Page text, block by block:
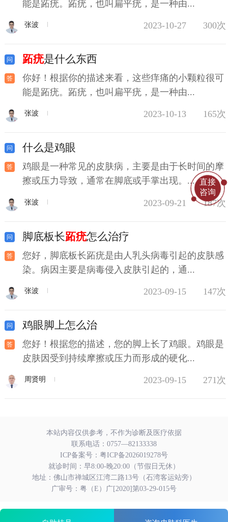
能是跖疣。跖疣，也叫扁平疣，是一种由...
张波 2023-10-27 300次
跖疣是什么东西
你好！根据你的描述来看，这些痒痛的小颗粒很可
能是跖疣。跖疣，也叫扁平疣，是一种由...
张波 2023-10-13 165次
什么是鸡眼
鸡眼是一种常见的皮肤病，主要是由于长时间的摩
擦或压力导致，通常在脚底或手掌出现。...
张波 2023-09-21 187次
脚底板长跖疣怎么治疗
您好，脚底板长跖疣是由人乳头病毒引起的皮肤感
染。病因主要是病毒侵入皮肤引起的，通...
张波 2023-09-15 147次
鸡眼脚上怎么治
您好！根据您的描述，您的脚上长了鸡眼。鸡眼是
皮肤因受到持续摩擦或压力而形成的硬化...
周贤明 2023-09-15 271次
本站内容仅供参考，不作为诊断及医疗依据
联系电话： 0757—82133338
ICP备案号： 粤ICP备2026019278号
就诊时间：早8:00-晚20:00（节假日无休）
地址：佛山市禅城区江湾二路13号（石湾客运站旁）
广审号：粤（E）广[2020]第03-29-015号
直接
咨询